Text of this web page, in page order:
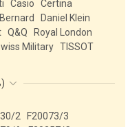
Casio
Certina
Daniel Klein
Q&Q
Royal London
Military TISSOT
)
2
F20073/3